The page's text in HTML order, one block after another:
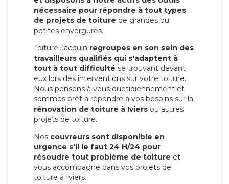
nécessaire pour répondre à tout types
de projets de toiture de grandes ou
petites envergures.
Toiture Jacquin regroupes en son sein des
travailleurs qualifiés qui s'adaptent à
tout à tout difficulté se trouvant devant
eux lors des interventions sur votre toiture.
Nous pensons à vous quotidiennement et
sommes prêt à répondre à vos besoins sur la
rénovation de toiture à Iviers ou autres
projets de toiture.
Nos couvreurs sont disponible en
urgence s'il le faut 24 H/24 pour
résoudre tout problème de toiture et
vous accompagne dans vos projets de
toiture à Iviers.